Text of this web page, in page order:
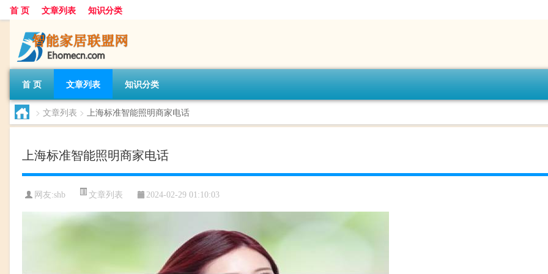
首 页 文章列表 知识分类
首 页 文章列表 知识分类
> 文章列表 > 上海标准智能照明商家电话
上海标准智能照明商家电话
网友:shb 文章列表 2024-02-29 01:10:03